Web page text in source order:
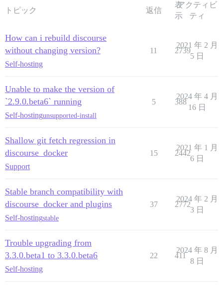
トピック 返信
表
示
アクティビ
ティ
How can i rebuild discourse
without changing version?
Self-hosting
11 2739
2021 年 2 月
5 日
Unable to make the version of
`2.9.0.beta6` running
Self-hostingunsupported-install
5 388
2024 年 4 月
16 日
Shallow git fetch regression in
discourse_docker
Support
15 2442
2021 年 1 月
6 日
Stable branch compatibility with
discourse_docker and plugins
Self-hostingstable
37 2772
2024 年 2 月
3 日
Trouble upgrading from
3.3.0.beta1 to 3.3.0.beta6
Self-hosting
22 411
2024 年 8 月
8 日